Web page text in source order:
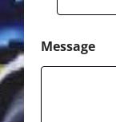
Message